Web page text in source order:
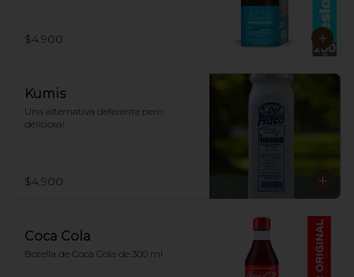
$4.900
Kumis
Una alternativa deferente pero
deliciosa!
$4.900
Coca Cola
Botella de Coca Cola de 300 ml